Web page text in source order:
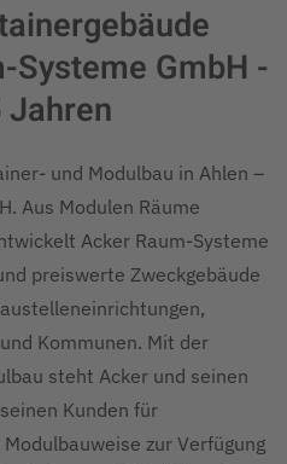
Systeme GmbH -
und Modulbau in Ahlen –
Aus Modulen Räume
Acker Raum-Systeme
preiswerte Zweckgebäude
Kommunen. Mit der
steht Acker und seinen
Kunden für
zur Verfügung